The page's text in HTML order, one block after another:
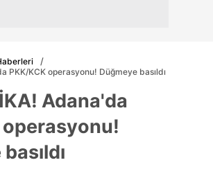
PKK/KCK operasyonu! Düğmeye basıldı
Adana'da
operasyonu!